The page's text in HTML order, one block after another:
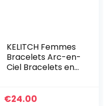
KELITCH Femmes
Bracelets Arc-en-
Ciel Bracelets en
Colorés Fait À La
€24.00